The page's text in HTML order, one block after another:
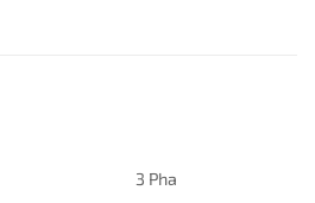
3 Pha